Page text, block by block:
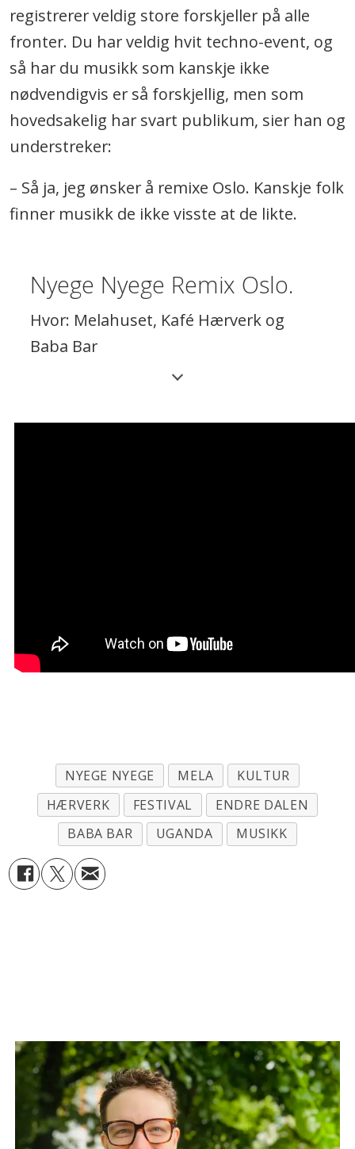
registrerer veldig store forskjeller på alle
fronter. Du har veldig hvit techno-event, og
så har du musikk som kanskje ikke
nødvendigvis er så forskjellig, men som
hovedsakelig har svart publikum, sier han og
understreker:
– Så ja, jeg ønsker å remixe Oslo. Kanskje folk
finner musikk de ikke visste at de likte.
Nyege Nyege Remix Oslo.
Hvor: Melahuset, Kafé Hærverk og
Baba Bar
Basert på: Øst-Afrikas største festival,
Inforamsjon:
NYEGE NYEGE MELA
KULTUR
HÆRVERK
FESTIVAL
ENDRE DALEN
BABA BAR
UGANDA MUSIKK